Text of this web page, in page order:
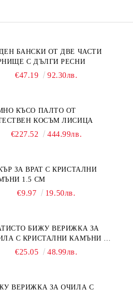
БАНСКИ ОТ ДВЕ ЧАСТИ
С ДЪЛГИ РЕСНИ
€47.19 92.30лв.
КЪСО ПАЛТО ОТ
КОСЪМ ЛИСИЦА
€227.52 444.99лв.
ЗА ВРАТ С КРИСТАЛНИ
1.5 СМ
€9.97 19.50лв.
БИЖУ ВЕРИЖКА ЗА
С КРИСТАЛНИ КАМЪНИ И
€25.05 48.99лв.
ВЕРИЖКА ЗА ОЧИЛА С